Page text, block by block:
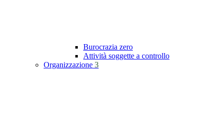
Burocrazia zero
Attività soggette a controllo
Organizzazione 3